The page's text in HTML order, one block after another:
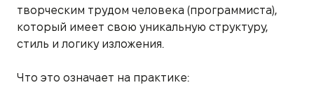
творческим трудом человека (программиста),
который имеет свою уникальную структуру,
стиль и логику изложения.
Что это означает на практике: